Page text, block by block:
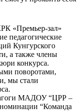
«Премьер-зал»
педагогические
Кунгурского
а также члены
конкурса.
поворотами,
мы стали
МАДОУ “ЦРР –
“Команда